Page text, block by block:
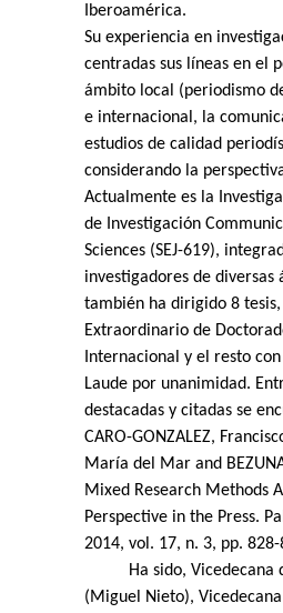
Iberoamérica.
Su experiencia en
centradas sus líneas en el
ámbito local (periodismo
e internacional, la
estudios de calidad
considerando la
Actualmente es la
de Investigación
Sciences (SEJ-619),
investigadores de diversas
también ha dirigido 8
Extraordinario de
Internacional y el resto
Laude por unanimidad.
destacadas y citadas se
CARO-GONZALEZ,
María del Mar and
Mixed Research Methods
Perspective in the Press.
2014, vol. 17, n. 3, pp. 828-
Ha sido, Vicedecana
(Miguel Nieto),